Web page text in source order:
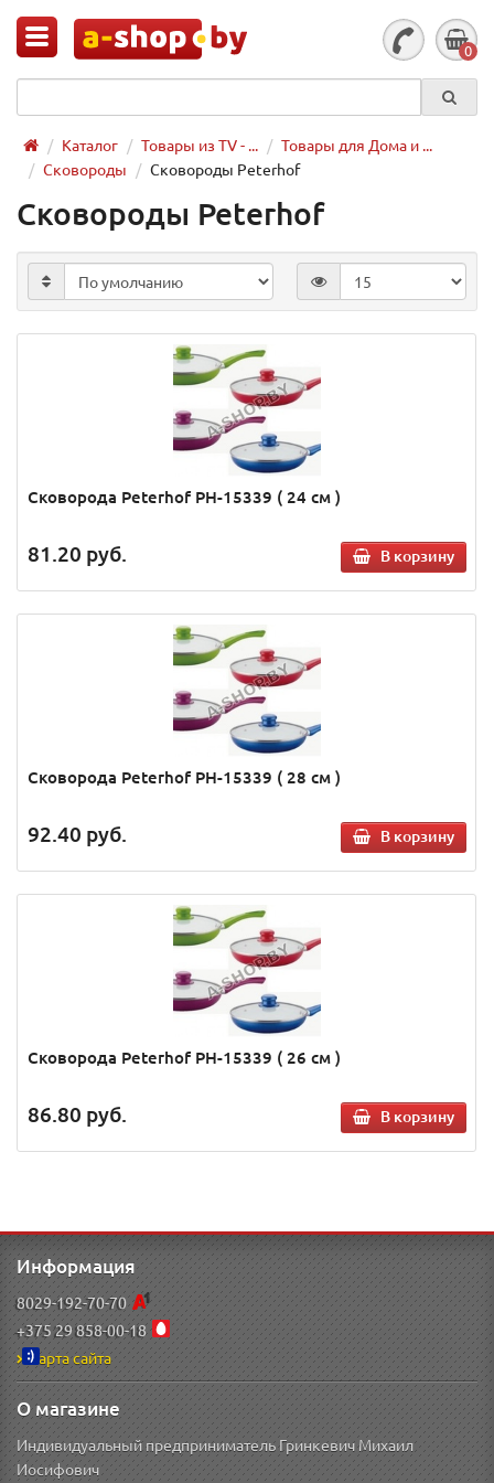
0
Каталог Товары из TV - ...
Товары для Дома и ...
Сковороды
Сковороды Peterhof
Сковороды Peterhof
Сковорода Peterhof PH-15339 ( 24 см )
81.20 руб. В корзину
Сковорода Peterhof PH-15339 ( 28 см )
92.40 руб. В корзину
Сковорода Peterhof PH-15339 ( 26 см )
86.80 руб. В корзину
Информация
8029-192-70-70
+375 29 858-00-18
Карта сайта
О магазине
Индивидуальный предприниматель Гринкевич Михаил
Иосифович